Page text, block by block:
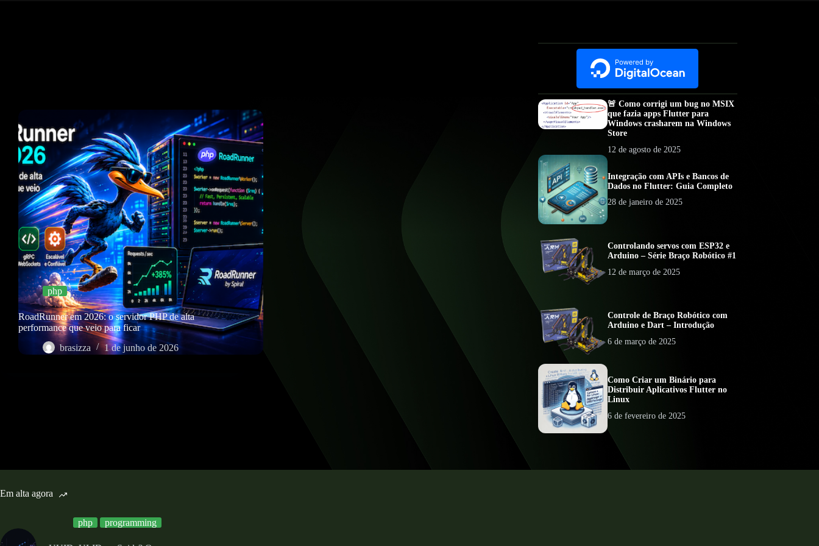
php
RoadRunner em 2026: o servidor PHP de alta
performance que veio para ficar
brasizza
1 de junho de 2026
🚨 Como corrigi um bug no MSIX
que fazia apps Flutter para
Windows crasharem na Windows
Store
12 de agosto de 2025
Integração com APIs e Bancos de
Dados no Flutter: Guia Completo
28 de janeiro de 2025
Controlando servos com ESP32 e
Arduino – Série Braço Robótico #1
12 de março de 2025
Controle de Braço Robótico com
Arduino e Dart – Introdução
6 de março de 2025
Como Criar um Binário para
Distribuir Aplicativos Flutter no
Linux
6 de fevereiro de 2025
Em alta agora
php programming